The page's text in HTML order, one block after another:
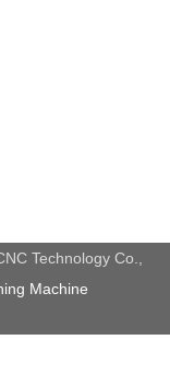
Technology Co.,
Machine